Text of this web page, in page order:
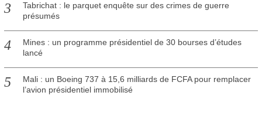
Tabrichat : le parquet enquête sur des crimes de guerre
présumés
Mines : un programme présidentiel de 30 bourses d’études
lancé
Mali : un Boeing 737 à 15,6 milliards de FCFA pour remplacer
l’avion présidentiel immobilisé